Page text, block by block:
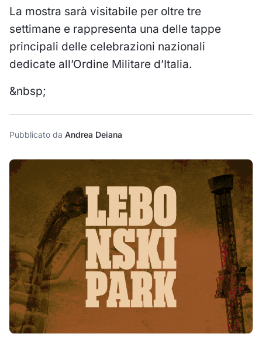
La mostra sarà visitabile per oltre tre
settimane e rappresenta una delle tappe
principali delle celebrazioni nazionali
dedicate all’Ordine Militare d’Italia.
&nbsp;
Pubblicato da Andrea Deiana